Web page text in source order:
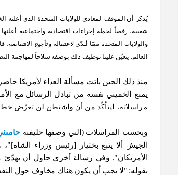
شعبية، رفضاً لجملة إجراءات اقتصادية واجتماعية أعلنها
والولايات المتحدة ممّا أـدّى لاعتقاله وتأجيج
العالم. يتعيّن علينا توظيف ذلك بوصفه سلاحاً لمهاجمة
منذ ذلك الحين باتت مسألة العداء لأمريكا
يمنع الخميني نفسه من تبادل الرسائل مع
مراسلاته، ليتأكّد من أن واشنطن لن تعرّض
وبحسب المراسلات (التي وصفها خليفته
الجيش ألا يتبع بختيار [رئيس وزراء
الأمريكان". وفي رسالة أخرى حاول أن يهدّئ
بقوله: "لا يجب أن يكون هناك مخاوف حول